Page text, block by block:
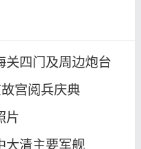
关四门及周边炮台
宫阅兵庆典
片
大清主要军舰